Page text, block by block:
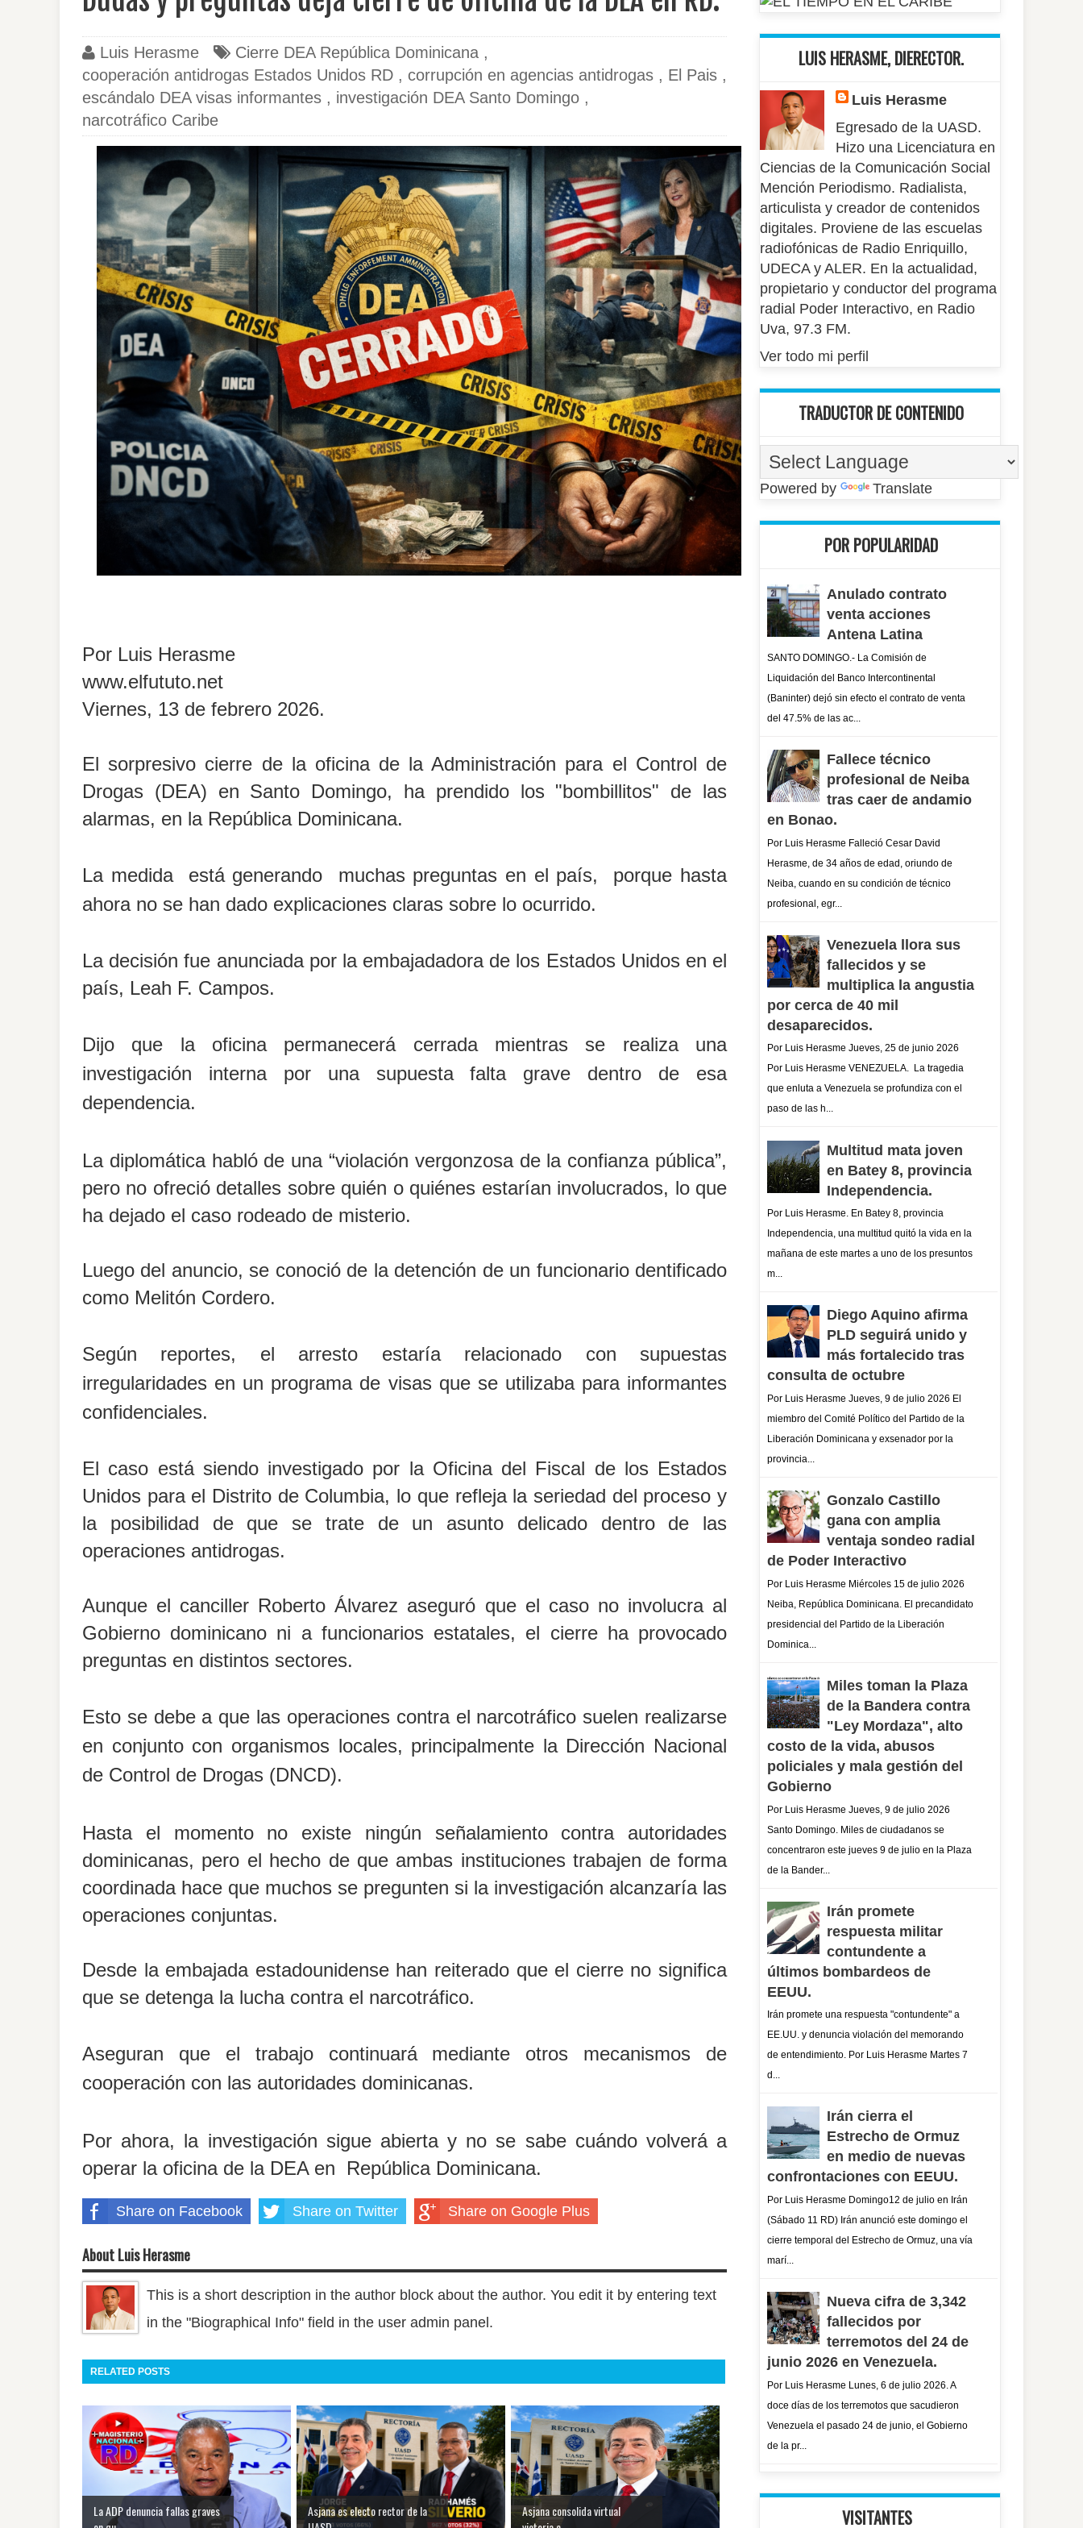
RD.
Luis Herasme Cierre DEA República Dominicana ,
cooperación antidrogas Estados Unidos RD , corrupción en agencias antidrogas , El Pais ,
escándalo DEA visas informantes , investigación DEA Santo Domingo ,
narcotráfico Caribe
Por Luis Herasme
www.elfututo.net
Viernes, 13 de febrero 2026.
El sorpresivo cierre de la oficina de la Administración para el Control de
Drogas (DEA) en Santo Domingo, ha prendido los "bombillitos" de las
alarmas, en la República Dominicana.
La medida está generando muchas preguntas en el país, porque hasta
ahora no se han dado explicaciones claras sobre lo ocurrido.
La decisión fue anunciada por la embajadadora de los Estados Unidos en el
país, Leah F. Campos.
Dijo que la oficina permanecerá cerrada mientras se realiza una
investigación interna por una supuesta falta grave dentro de esa
dependencia.
La diplomática habló de una “violación vergonzosa de la confianza pública”,
pero no ofreció detalles sobre quién o quiénes estarían involucrados, lo que
ha dejado el caso rodeado de misterio.
Luego del anuncio, se conoció de la detención de un funcionario dentificado
como Melitón Cordero.
Según reportes, el arresto estaría relacionado con supuestas
irregularidades en un programa de visas que se utilizaba para informantes
confidenciales.
El caso está siendo investigado por la Oficina del Fiscal de los Estados
Unidos para el Distrito de Columbia, lo que refleja la seriedad del proceso y
la posibilidad de que se trate de un asunto delicado dentro de las
operaciones antidrogas.
Aunque el canciller Roberto Álvarez aseguró que el caso no involucra al
Gobierno dominicano ni a funcionarios estatales, el cierre ha provocado
preguntas en distintos sectores.
Esto se debe a que las operaciones contra el narcotráfico suelen realizarse
en conjunto con organismos locales, principalmente la Dirección Nacional
de Control de Drogas (DNCD).
Hasta el momento no existe ningún señalamiento contra autoridades
dominicanas, pero el hecho de que ambas instituciones trabajen de forma
coordinada hace que muchos se pregunten si la investigación alcanzaría las
operaciones conjuntas.
Desde la embajada estadounidense han reiterado que el cierre no significa
que se detenga la lucha contra el narcotráfico.
Aseguran que el trabajo continuará mediante otros mecanismos de
cooperación con las autoridades dominicanas.
Por ahora, la investigación sigue abierta y no se sabe cuándo volverá a
operar la oficina de la DEA en República Dominicana.
Share on Facebook Share on Twitter Share on Google Plus
About Luis Herasme
This is a short description in the author block about the author. You edit it by entering text
in the "Biographical Info" field in the user admin panel.
RELATED POSTS
La ADP denuncia fallas graves
Asjana es electo rector de la
Asjana consolida virtual
LUIS HERASME, DIERECTOR.
Luis Herasme
Egresado de la UASD.
Hizo una Licenciatura en
Ciencias de la Comunicación Social
Mención Periodismo. Radialista,
articulista y creador de contenidos
digitales. Proviene de las escuelas
radiofónicas de Radio Enriquillo,
UDECA y ALER. En la actualidad,
propietario y conductor del programa
radial Poder Interactivo, en Radio
Uva, 97.3 FM.
Ver todo mi perfil
TRADUCTOR DE CONTENIDO
Powered by Translate
POR POPULARIDAD
Anulado contrato
venta acciones
Antena Latina
SANTO DOMINGO.- La Comisión de
Liquidación del Banco Intercontinental
(Baninter) dejó sin efecto el contrato de venta
del 47.5% de las ac...
Fallece técnico
profesional de Neiba
tras caer de andamio
en Bonao.
Por Luis Herasme Falleció Cesar David
Herasme, de 34 años de edad, oriundo de
Neiba, cuando en su condición de técnico
profesional, egr...
Venezuela llora sus
fallecidos y se
multiplica la angustia
por cerca de 40 mil
desaparecidos.
Por Luis Herasme Jueves, 25 de junio 2026
Por Luis Herasme VENEZUELA. La tragedia
que enluta a Venezuela se profundiza con el
paso de las h...
Multitud mata joven
en Batey 8, provincia
Independencia.
Por Luis Herasme. En Batey 8, provincia
Independencia, una multitud quitó la vida en la
mañana de este martes a uno de los presuntos
m...
Diego Aquino afirma
PLD seguirá unido y
más fortalecido tras
consulta de octubre
Por Luis Herasme Jueves, 9 de julio 2026 El
miembro del Comité Político del Partido de la
Liberación Dominicana y exsenador por la
provincia...
Gonzalo Castillo
gana con amplia
ventaja sondeo radial
de Poder Interactivo
Por Luis Herasme Miércoles 15 de julio 2026
Neiba, República Dominicana. El precandidato
presidencial del Partido de la Liberación
Dominica...
Miles toman la Plaza
de la Bandera contra
"Ley Mordaza", alto
costo de la vida, abusos
policiales y mala gestión del
Gobierno
Por Luis Herasme Jueves, 9 de julio 2026
Santo Domingo. Miles de ciudadanos se
concentraron este jueves 9 de julio en la Plaza
de la Bander...
Irán promete
respuesta militar
contundente a
últimos bombardeos de
EEUU.
Irán promete una respuesta "contundente" a
EE.UU. y denuncia violación del memorando
de entendimiento. Por Luis Herasme Martes 7
d...
Irán cierra el
Estrecho de Ormuz
en medio de nuevas
confrontaciones con EEUU.
Por Luis Herasme Domingo12 de julio en Irán
(Sábado 11 RD) Irán anunció este domingo el
cierre temporal del Estrecho de Ormuz, una vía
marí...
Nueva cifra de 3,342
fallecidos por
terremotos del 24 de
junio 2026 en Venezuela.
Por Luis Herasme Lunes, 6 de julio 2026. A
doce días de los terremotos que sacudieron
Venezuela el pasado 24 de junio, el Gobierno
de la pr...
VISITANTES